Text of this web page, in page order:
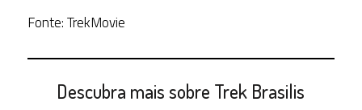
Fonte: TrekMovie
Descubra mais sobre Trek Brasilis